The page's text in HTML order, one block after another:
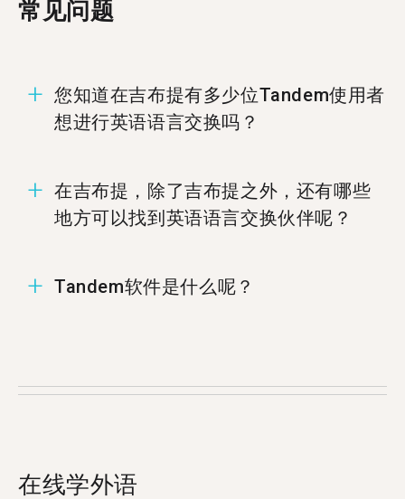
常见问题
您知道在吉布提有多少位Tandem使用者
想进行英语语言交换吗？
在吉布提，除了吉布提之外，还有哪些
地方可以找到英语语言交换伙伴呢？
%%randomCity%%，和%%randomCity%%找到英
Tandem软件是什么呢？
Tandem，当中有11位使用者来自吉布提。
在线学外语